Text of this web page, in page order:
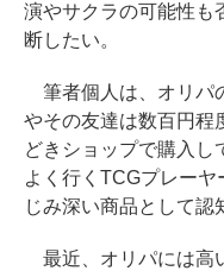
演やサクラの可能性も
断したい。
筆者個人は、オリパ
やその友達は数百円程
どきショップで購入し
よく行くTCGプレー
じみ深い商品として認
最近、オリパには高